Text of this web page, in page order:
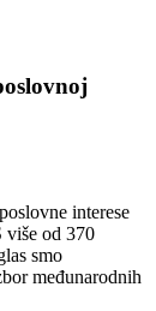
interese
više od 370
smo
međunarodnih